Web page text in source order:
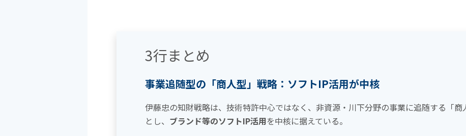
3行まとめ
事業追随型の「商人型」戦略：ソフトIP活用が中核
伊藤忠の知財戦略は、技術特許中心ではなく、非資源・川下分野の事業に追随する「
とし、 ブランド等のソフトIP活用を中核に据えている。